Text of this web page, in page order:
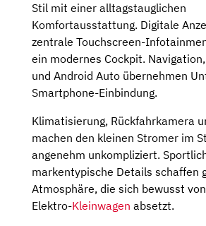
Stil mit einer alltagstauglichen
Komfortausstattung. Digitale
zentrale Touchscreen-
ein modernes Cockpit.
und Android Auto übernehmen
Smartphone-Einbindung.
Klimatisierung, Rückfahrkamera
machen den kleinen Stromer im
angenehm unkompliziert.
markentypische Details schaffen
Atmosphäre, die sich bewusst
Elektro-Kleinwagen absetzt.